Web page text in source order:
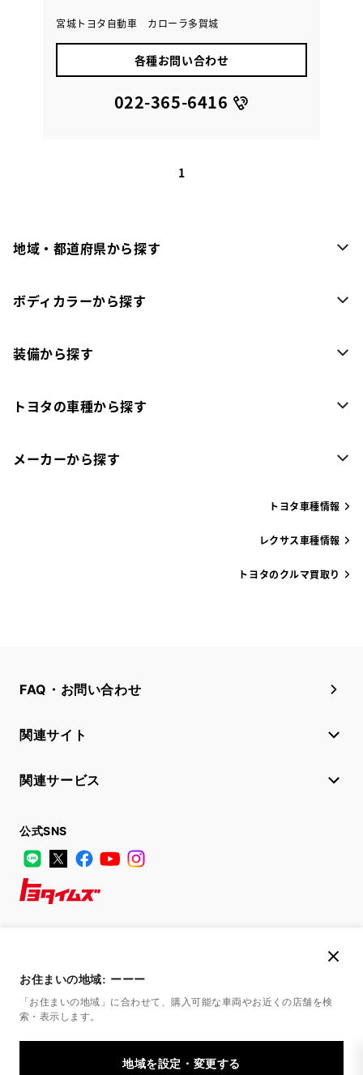
お住まいの地域: ーーー
「お住まいの地域」に合わせて、購入可能な車両やお近くの店舗を検
索・表示します。
宮城トヨタ自動車 カローラ多賀城
各種お問い合わせ
022-365-6416
1
地域・都道府県から探す
ボディカラーから探す
装備から探す
トヨタの車種から探す
メーカーから探す
トヨタ車種情報
レクサス車種情報
トヨタのクルマ買取り
FAQ・お問い合わせ
関連サイト
関連サービス
公式SNS
LINE
X FacebookYouTube
登録はこちら
TOYOTAアカウント利用規約反社会的勢力に対する基本方針企業情報